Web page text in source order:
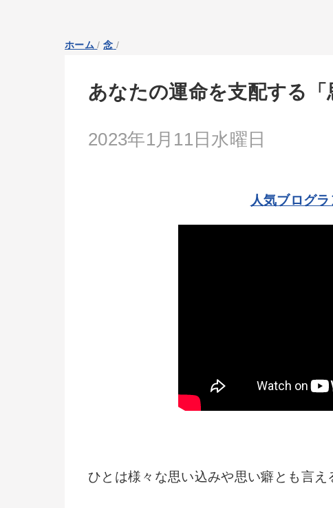
ホーム /念 /
あなたの運命を支配する「
2023年1月11日水曜日
人気ブログ
ひとは様々な思い込みや思い癖とも言